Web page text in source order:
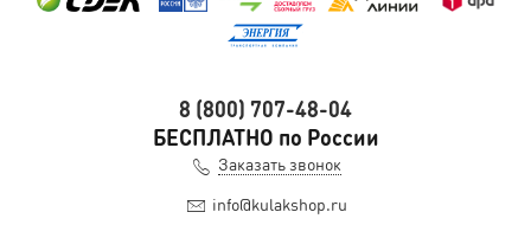
8 (800) 707-48-04
БЕСПЛАТНО по России
Заказать звонок
info@kulakshop.ru